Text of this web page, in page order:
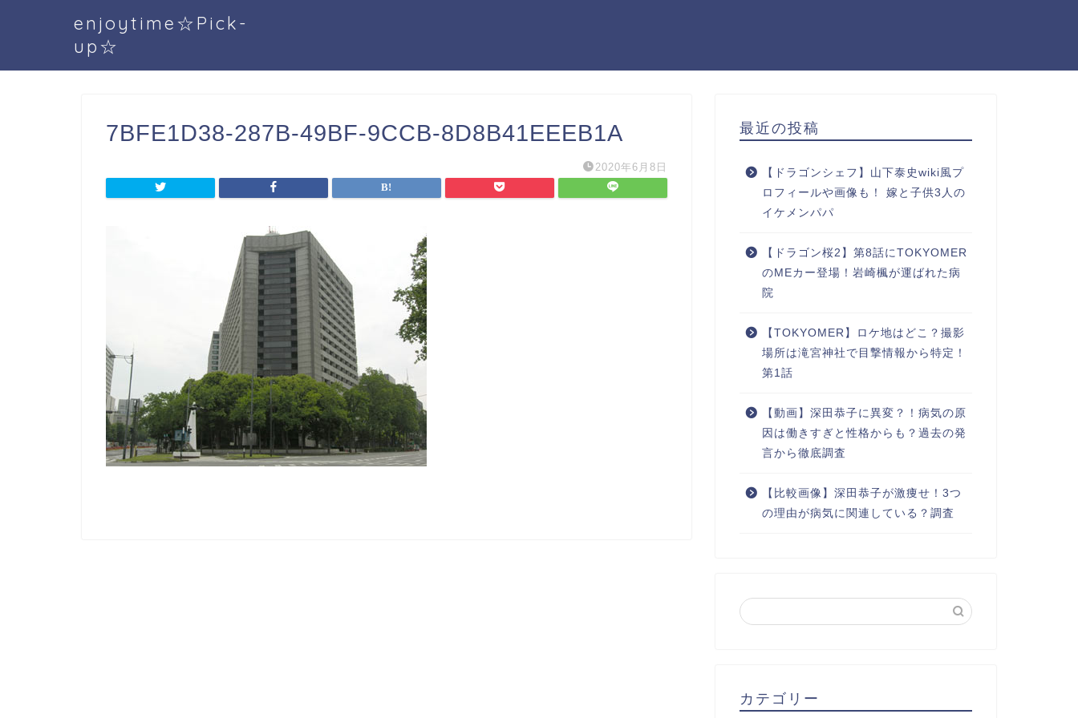
enjoytime☆Pick-
up☆
7BFE1D38-287B-49BF-9CCB-8D8B41EEEB1A
2020年6月8日
最近の投稿
【ドラゴンシェフ】山下泰史wiki風プ
ロフィールや画像も！ 嫁と子供3人の
イケメンパパ
【ドラゴン桜2】第8話にTOKYOMER
のMEカー登場！岩崎楓が運ばれた病
院
【TOKYOMER】ロケ地はどこ？撮影
場所は滝宮神社で目撃情報から特定！
第1話
【動画】深田恭子に異変？！病気の原
因は働きすぎと性格からも？過去の発
言から徹底調査
【比較画像】深田恭子が激痩せ！3つ
の理由が病気に関連している？調査
カテゴリー